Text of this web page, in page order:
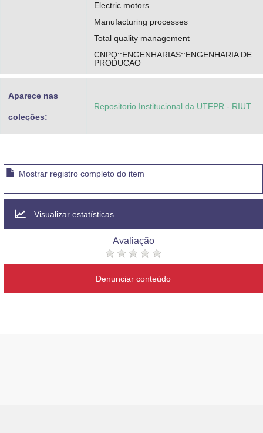
Electric motors
Manufacturing processes
Total quality management
CNPQ::ENGENHARIAS::ENGENHARIA DE
PRODUCAO
Aparece nas
coleções:
Repositorio Institucional da UTFPR - RIUT
Mostrar registro completo do item
Visualizar estatísticas
Avaliação
Denunciar conteúdo